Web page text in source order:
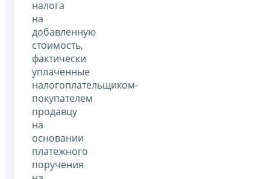
налога
на
добавленную
стоимость,
фактически
уплаченные
налогоплательщиком-
покупателем
продавцу
на
основании
платежного
поручения